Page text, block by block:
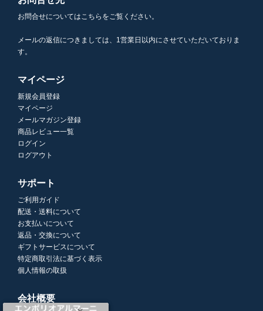
お問合せについてはこちらをご覧ください。
メールの返信につきましては、1営業日以内にさせていただいておりま
す。
マイページ
新規会員登録
マイページ
メールマガジン登録
商品レビュー一覧
ログイン
ログアウト
サポート
ご利用ガイド
配送・送料について
お支払いについて
返品・交換について
ギフトサービスについて
特定商取引法に基づく表示
個人情報の取扱
会社概要